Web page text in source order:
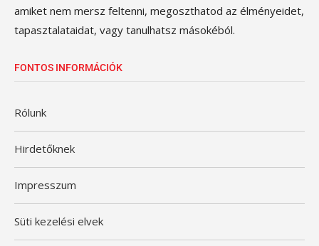
amiket nem mersz feltenni, megoszthatod az élményeidet,
tapasztalataidat, vagy tanulhatsz másokéból.
FONTOS INFORMÁCIÓK
Rólunk
Hirdetőknek
Impresszum
Süti kezelési elvek